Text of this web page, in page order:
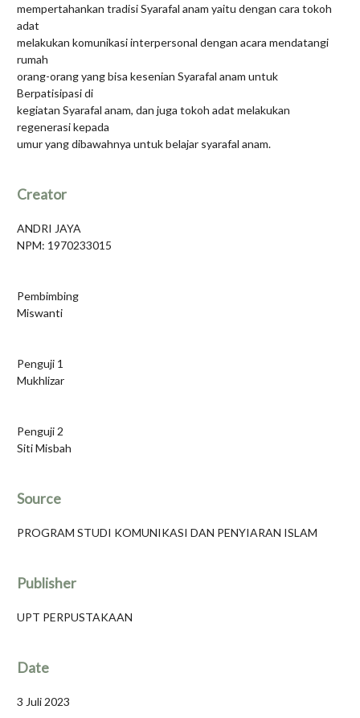
mempertahankan tradisi Syarafal anam yaitu dengan cara tokoh
adat
melakukan komunikasi interpersonal dengan acara mendatangi
rumah
orang-orang yang bisa kesenian Syarafal anam untuk
Berpatisipasi di
kegiatan Syarafal anam, dan juga tokoh adat melakukan
regenerasi kepada
umur yang dibawahnya untuk belajar syarafal anam.
Creator
ANDRI JAYA
NPM: 1970233015
Pembimbing
Miswanti
Penguji 1
Mukhlizar
Penguji 2
Siti Misbah
Source
PROGRAM STUDI KOMUNIKASI DAN PENYIARAN ISLAM
Publisher
UPT PERPUSTAKAAN
Date
3 Juli 2023